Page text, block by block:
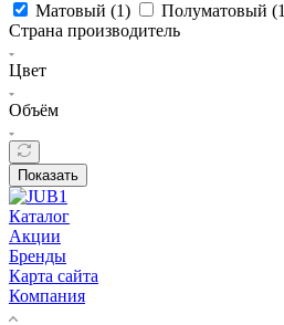
Матовый (1) Полуматовый (1
Страна производитель
Цвет
Объём
Показать
Каталог
Акции
Бренды
Карта сайта
Компания